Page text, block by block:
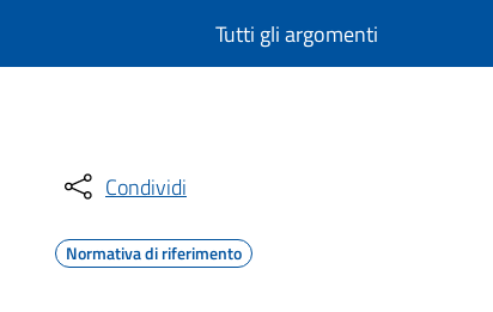
Tutti gli argomenti
Condividi
Normativa di riferimento